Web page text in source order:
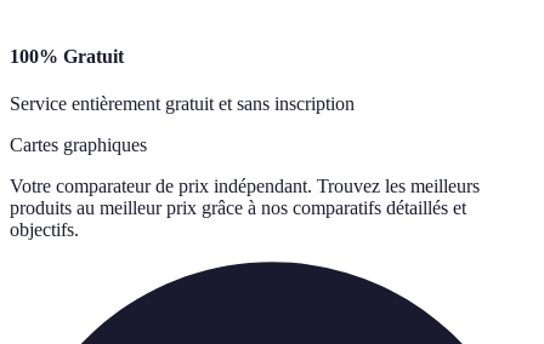
100% Gratuit
Service entièrement gratuit et sans inscription
Cartes graphiques
Votre comparateur de prix indépendant. Trouvez les meilleurs
produits au meilleur prix grâce à nos comparatifs détaillés et
objectifs.